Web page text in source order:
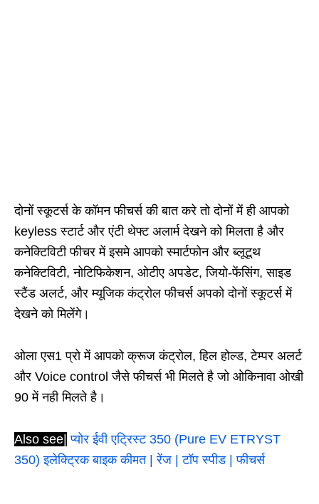
दोनों स्कूटर्स के कॉमन फीचर्स की बात करे तो दोनों में ही आपको
keyless स्टार्ट और एंटी थेफ्ट अलार्म देखने को मिलता है और
कनेक्टिविटी फीचर में इसमे आपको स्मार्टफोन और ब्लूटूथ
कनेक्टिविटी, नोटिफिकेशन, ओटीए अपडेट, जियो-फेंसिंग, साइड
स्टैंड अलर्ट, और म्यूजिक कंट्रोल फीचर्स अपको दोनों स्कूटर्स में
देखने को मिलेंगे।
ओला एस1 प्रो में आपको क्रूज कंट्रोल, हिल होल्ड, टेम्पर अलर्ट
और Voice control जैसे फीचर्स भी मिलते है जो ओकिनावा ओखी
90 में नही मिलते है।
Also see| प्योर ईवी एट्रिस्ट 350 (Pure EV ETRYST
350) इलेक्ट्रिक बाइक कीमत | रेंज | टॉप स्पीड | फीचर्स